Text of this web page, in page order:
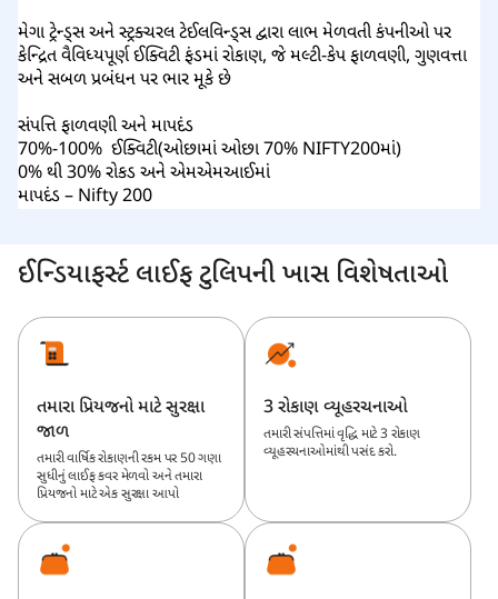
મેગા ટ્રેન્ડ્સ અને સ્ટ્રક્ચરલ ટેઈલવિન્ડ્સ દ્વારા લાભ મેળવતી કંપનીઓ પર
કેન્દ્રિત વૈવિધ્યપૂર્ણ ઈક્વિટી ફંડમાં રોકાણ, જે મલ્ટી-કેપ ફાળવણી, ગુણવત્તા
અને સબળ પ્રબંધન પર ભાર મૂકે છે
સંપત્તિ ફાળવણી અને માપદંડ
70%-100% ઈક્વિટી(ઓછામાં ઓછા 70% NIFTY200માં)
0% થી 30% રોકડ અને એમએમઆઈમાં
માપદંડ – Nifty 200
ઈન્ડિયાફર્સ્ટ લાઈફ ટુલિપની ખાસ વિશેષતાઓ
તમારા પ્રિયજનો માટે સુરક્ષા
જાળ
તમારી વાર્ષિક રોકાણની રકમ પર 50 ગણા
સુધીનું લાઈફ કવર મેળવો અને તમારા
પ્રિયજનો માટે એક સુરક્ષા આપો
3 રોકાણ વ્યૂહરચનાઓ
તમારી સંપત્તિમાં વૃદ્ધિ માટે 3 રોકાણ
વ્યૂહરચનાઓમાંથી પસંદ કરો.